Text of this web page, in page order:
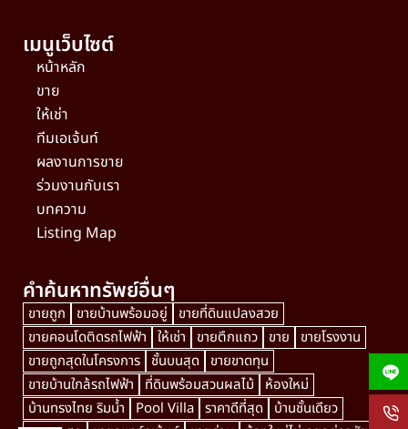
เมนูเว็บไซต์
หน้าหลัก
ขาย
ให้เช่า
ทีมเอเจ้นท์
ผลงานการขาย
ร่วมงานกับเรา
บทความ
Listing Map
คำค้นหาทรัพย์อื่นๆ
ขายถูก ขายบ้านพร้อมอยู่
ขายที่ดินแปลงสวย
ขายคอนโดติดรถไฟฟ้า ให้เช่า ขายตึกแถว ขาย
ขายโรงงาน
ขายถูกสุดในโครงการ ชั้นบนสุด
ขายขาดทุน
ขายบ้านใกล้รถไฟฟ้า
ที่ดินพร้อมสวนผลไม้
ห้องใหม่
บ้านทรงไทย ริมน้ำ
Pool Villa ราคาดีที่สุด
บ้านชั้นเดียว